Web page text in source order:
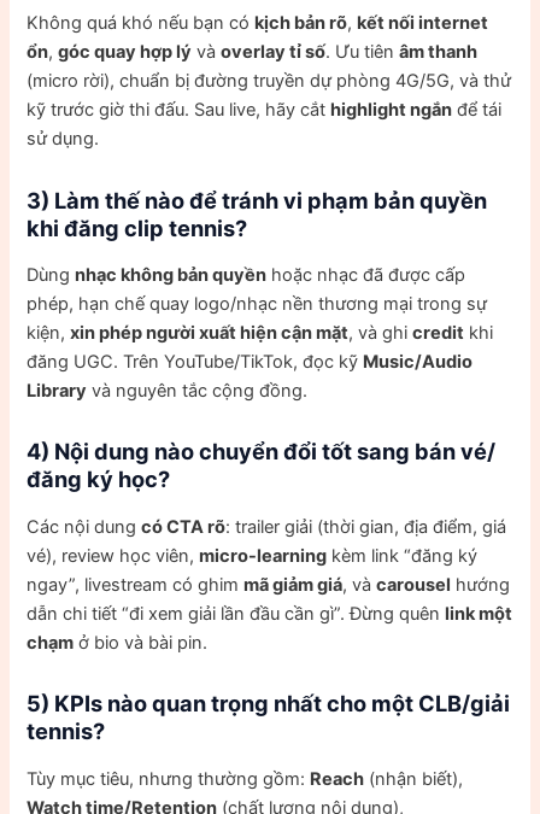
Không quá khó nếu bạn cókịch bản rõ,kết nối internet
ổn,góc quay hợp lý vàoverlay tỉ số. Ưu tiênâm thanh
(micro rời), chuẩn bị đường truyền dự phòng 4G/5G, và thử
kỹ trước giờ thi đấu. Sau live, hãy cắthighlight ngắn để tái
sử dụng.
3) Làm thế nào để tránh vi phạm bản quyền
khi đăng clip tennis?
Dùngnhạc không bản quyền hoặc nhạc đã được cấp
phép, hạn chế quay logo/nhạc nền thương mại trong sự
kiện,xin phép người xuất hiện cận mặt, và ghicredit khi
đăng UGC. Trên YouTube/TikTok, đọc kỹ Music/Audio
Library và nguyên tắc cộng đồng.
4) Nội dung nào chuyển đổi tốt sang bán vé/
đăng ký học?
Các nội dungcó CTA rõ: trailer giải (thời gian, địa điểm, giá
vé), review học viên,micro-learning kèm link “đăng ký
ngay”, livestream có ghimmã giảm giá, vàcarousel hướng
dẫn chi tiết “đi xem giải lần đầu cần gì”. Đừng quênlink một
chạm ở bio và bài pin.
5) KPIs nào quan trọng nhất cho một CLB/giải
tennis?
Tùy mục tiêu, nhưng thường gồm: Reach (nhận biết),
Watch time/Retention (chất lượng nội dung),